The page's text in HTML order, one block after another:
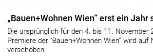
„Bauen+Wohnen Wien“ erst ein Jahr
Die ursprünglich für den 4. bis 11. November
Premiere der “Bauen+Wohnen Wien” wird auf
verschoben.